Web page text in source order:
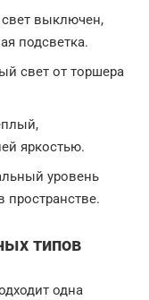
выключен,
подсветка.
свет от торшера
яркостью.
уровень
пространстве.
типов
одна